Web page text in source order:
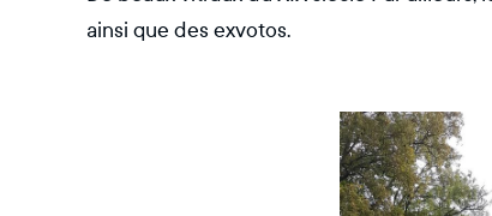
ainsi que des exvotos.